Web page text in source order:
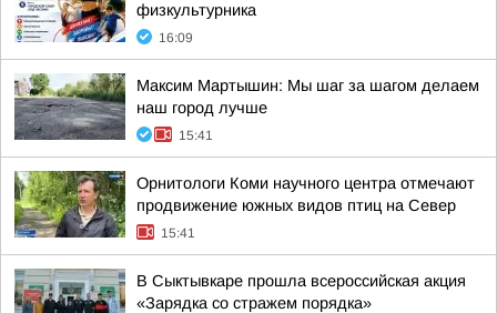
физкультурника
16:09
Максим Мартышин: Мы шаг за шагом делаем
наш город лучше
15:41
Орнитологи Коми научного центра отмечают
продвижение южных видов птиц на Север
15:41
В Сыктывкаре прошла всероссийская акция
«Зарядка со стражем порядка»